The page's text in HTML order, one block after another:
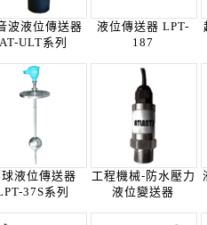
波液位傳送器
AT-ULT系列
液位傳送器 LPT-
187
液位傳送器
37S系列
工程機械-防水壓力
液位變送器